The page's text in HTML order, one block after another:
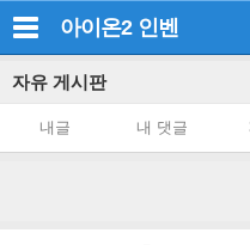
아이온2 인벤
자유 게시판
내글 내 댓글